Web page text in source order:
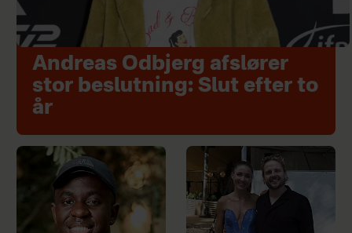
Andreas Odbjerg afslører
stor beslutning: Slut efter to
år